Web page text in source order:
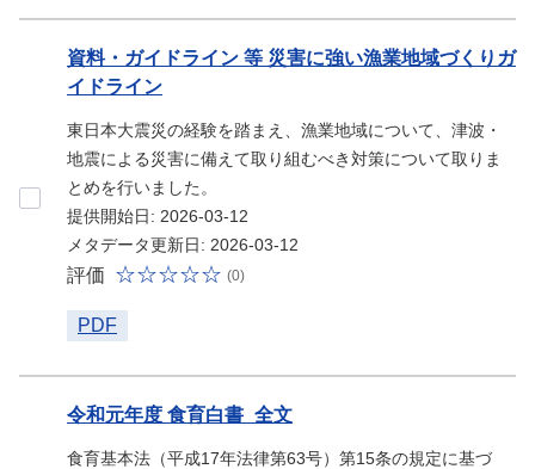
資料・ガイドライン 等 災害に強い漁業地域づくりガ
イドライン
東日本大震災の経験を踏まえ、漁業地域について、津波・
地震による災害に備えて取り組むべき対策について取りま
とめを行いました。
提供開始日: 2026-03-12
メタデータ更新日: 2026-03-12
評価 (0)
PDF
令和元年度 食育白書_全文
食育基本法（平成17年法律第63号）第15条の規定に基づ